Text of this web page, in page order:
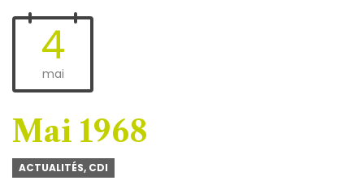
4
mai
Mai 1968
ACTUALITÉS, CDI